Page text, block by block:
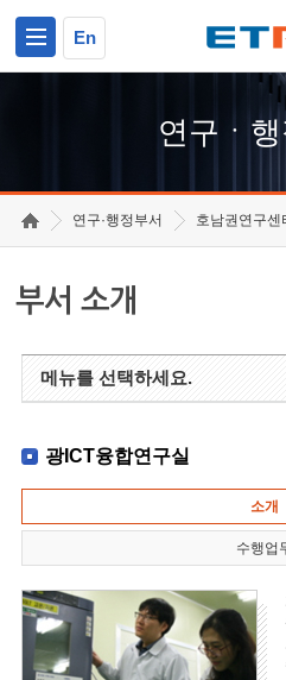
En
연구ㆍ
연구·행정부서 호남권연구센
부서 소개
메뉴를 선택하세요.
광ICT융합연구실
소개
수행업